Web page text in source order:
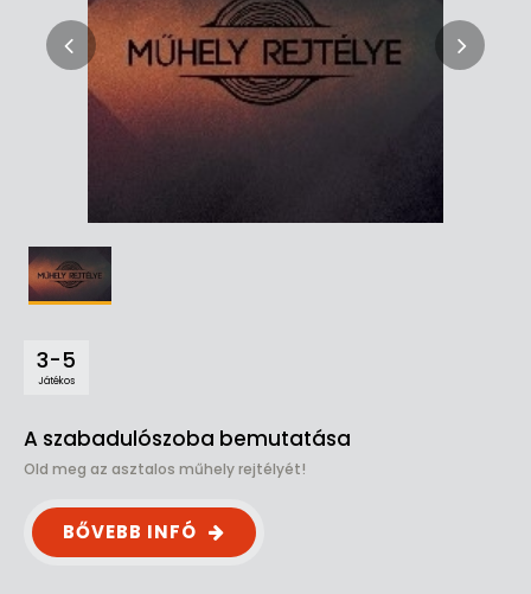
3-5
Játékos
A szabadulószoba bemutatása
Old meg az asztalos műhely rejtélyét!
BŐVEBB INFÓ